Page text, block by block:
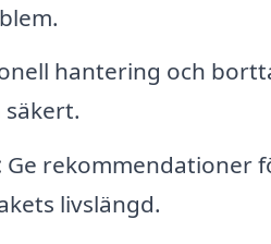
hantering och
Ge rekommendationer
livslängd.